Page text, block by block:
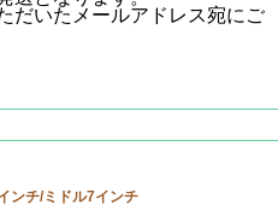
だいたメールアドレス宛にご
ンチ/ミドル7インチ